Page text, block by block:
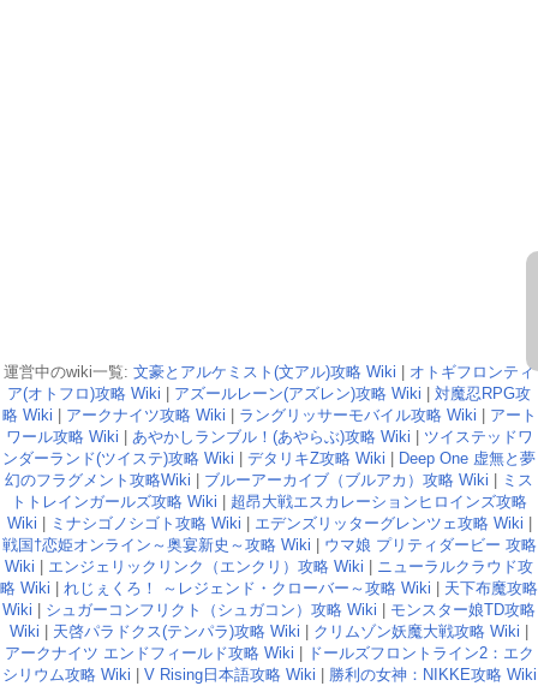
運営中のwiki一覧: 文豪とアルケミスト(文アル)攻略 Wiki
オトギフロンティ
ア(オトフロ)攻略 Wiki
アズールレーン(アズレン)攻略 Wiki
対魔忍RPG攻
略 Wiki
アークナイツ攻略 Wiki ラングリッサーモバイル攻略 Wiki
アート
ワール攻略 Wiki
あやかしランブル！(あやらぶ)攻略 Wiki
ツイステッドワ
ンダーランド(ツイステ)攻略 Wiki
デタリキZ攻略 Wiki
Deep One 虚無と夢
幻のフラグメント攻略Wiki
ブルーアーカイブ（ブルアカ）攻略 Wiki
ミス
トトレインガールズ攻略 Wiki
超昂大戦エスカレーションヒロインズ攻略
Wiki
ミナシゴノシゴト攻略 Wiki エデンズリッターグレンツェ攻略 Wiki
戦国†恋姫オンライン～奥宴新史～攻略 Wiki
ウマ娘 プリティダービー 攻略
Wiki
エンジェリックリンク（エンクリ）攻略 Wiki
ニューラルクラウド攻
略 Wiki
れじぇくろ！ ～レジェンド・クローバー～攻略 Wiki
天下布魔攻略
Wiki
シュガーコンフリクト（シュガコン）攻略 Wiki
モンスター娘TD攻略
Wiki
天啓パラドクス(テンパラ)攻略 Wiki クリムゾン妖魔大戦攻略 Wiki
アークナイツ エンドフィールド攻略 Wiki
ドールズフロントライン2：エク
シリウム攻略 Wiki
V Rising日本語攻略 Wiki
勝利の女神：NIKKE攻略 Wiki